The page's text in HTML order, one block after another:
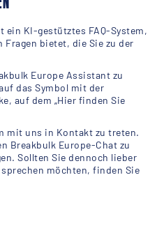
KI-gestütztes FAQ-System,
bietet, die Sie zu der
Europe Assistant zu
das Symbol mit der
auf dem „Hier finden Sie
mit uns in Kontakt zu treten.
Breakbulk Europe-Chat zu
Sollten Sie dennoch lieber
möchten, finden Sie